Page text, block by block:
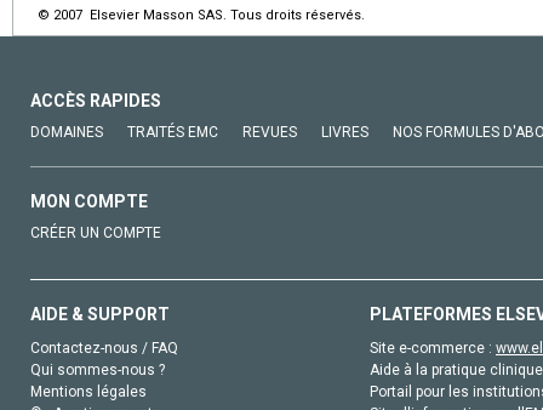
© 2007 Elsevier Masson SAS. Tous droits réservés.
ACCÈS RAPIDES
DOMAINES TRAITÉS EMC REVUES LIVRES NOS FORMULES
MON COMPTE
CRÉER UN COMPTE
AIDE & SUPPORT
Contactez-nous / FAQ
Qui sommes-nous ?
Mentions légales
PLATEFORMES
Site e-commerce :
Aide à la pratique
Portail pour les